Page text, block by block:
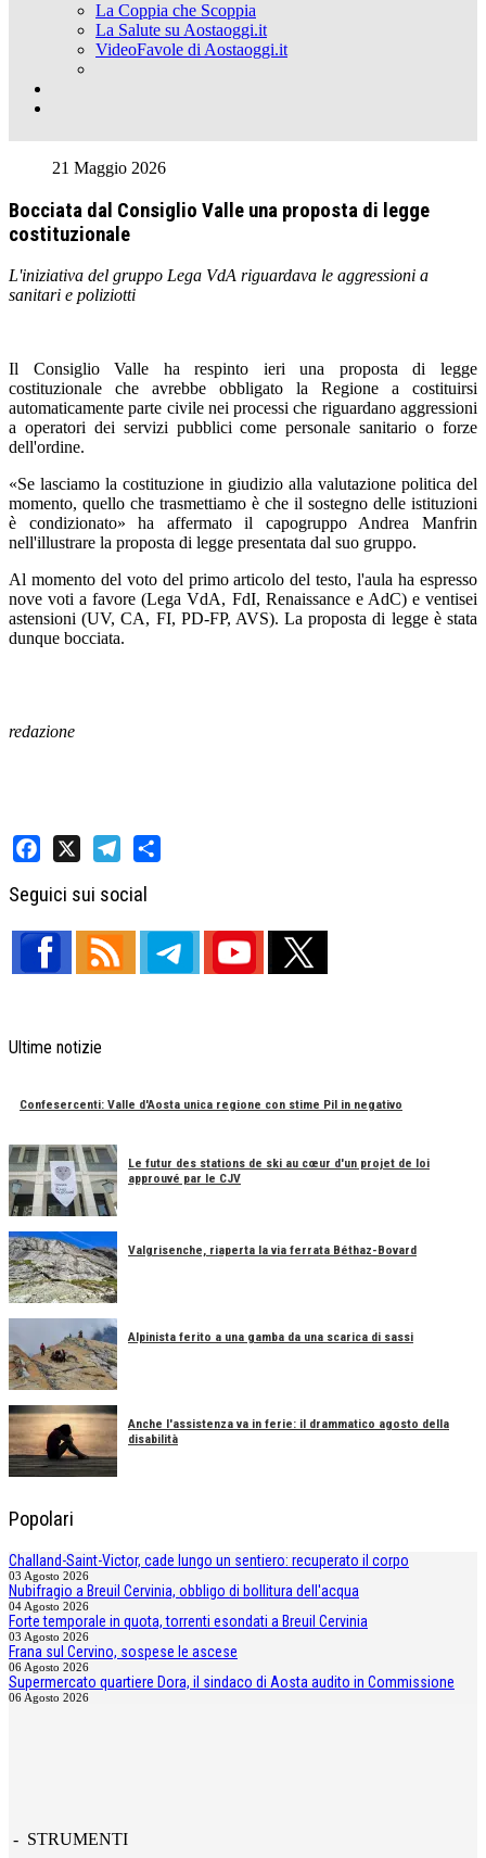
La Coppia che Scoppia
La Salute su Aostaoggi.it
VideoFavole di Aostaoggi.it
21 Maggio 2026
Bocciata dal Consiglio Valle una proposta di legge
costituzionale
L'iniziativa del gruppo Lega VdA riguardava le aggressioni a
sanitari e poliziotti
Il Consiglio Valle ha respinto ieri una proposta di legge
costituzionale che avrebbe obbligato la Regione a costituirsi
automaticamente parte civile nei processi che riguardano aggressioni
a operatori dei servizi pubblici come personale sanitario o forze
dell'ordine.
«Se lasciamo la costituzione in giudizio alla valutazione politica del
momento, quello che trasmettiamo è che il sostegno delle istituzioni
è condizionato» ha affermato il capogruppo Andrea Manfrin
nell'illustrare la proposta di legge presentata dal suo gruppo.
Al momento del voto del primo articolo del testo, l'aula ha espresso
nove voti a favore (Lega VdA, FdI, Renaissance e AdC) e ventisei
astensioni (UV, CA, FI, PD-FP, AVS). La proposta di legge è stata
dunque bocciata.
redazione
Seguici sui social
Ultime notizie
Confesercenti: Valle d'Aosta unica regione con stime Pil in negativo
Le futur des stations de ski au cœur d'un projet de loi
approuvé par le CJV
Valgrisenche, riaperta la via ferrata Béthaz-Bovard
Alpinista ferito a una gamba da una scarica di sassi
Anche l'assistenza va in ferie: il drammatico agosto della
disabilità
Popolari
Challand-Saint-Victor, cade lungo un sentiero: recuperato il corpo
03 Agosto 2026
Nubifragio a Breuil Cervinia, obbligo di bollitura dell'acqua
04 Agosto 2026
Forte temporale in quota, torrenti esondati a Breuil Cervinia
03 Agosto 2026
Frana sul Cervino, sospese le ascese
06 Agosto 2026
Supermercato quartiere Dora, il sindaco di Aosta audito in Commissione
06 Agosto 2026
- STRUMENTI